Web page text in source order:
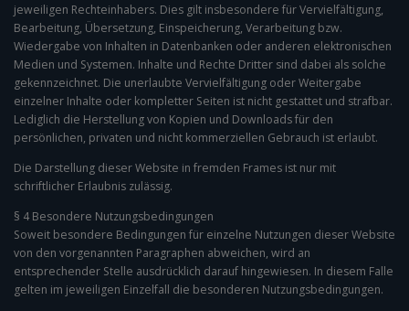
jeweiligen Rechteinhabers. Dies gilt insbesondere für Vervielfältigung,
Bearbeitung, Übersetzung, Einspeicherung, Verarbeitung bzw.
Wiedergabe von Inhalten in Datenbanken oder anderen elektronischen
Medien und Systemen. Inhalte und Rechte Dritter sind dabei als solche
gekennzeichnet. Die unerlaubte Vervielfältigung oder Weitergabe
einzelner Inhalte oder kompletter Seiten ist nicht gestattet und strafbar.
Lediglich die Herstellung von Kopien und Downloads für den
persönlichen, privaten und nicht kommerziellen Gebrauch ist erlaubt.
Die Darstellung dieser Website in fremden Frames ist nur mit
schriftlicher Erlaubnis zulässig.
§ 4 Besondere Nutzungsbedingungen
Soweit besondere Bedingungen für einzelne Nutzungen dieser Website
von den vorgenannten Paragraphen abweichen, wird an
entsprechender Stelle ausdrücklich darauf hingewiesen. In diesem Falle
gelten im jeweiligen Einzelfall die besonderen Nutzungsbedingungen.